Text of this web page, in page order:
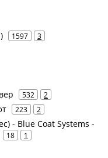
1597 3
532 2
223 2
- Blue Coat Systems -
18 1